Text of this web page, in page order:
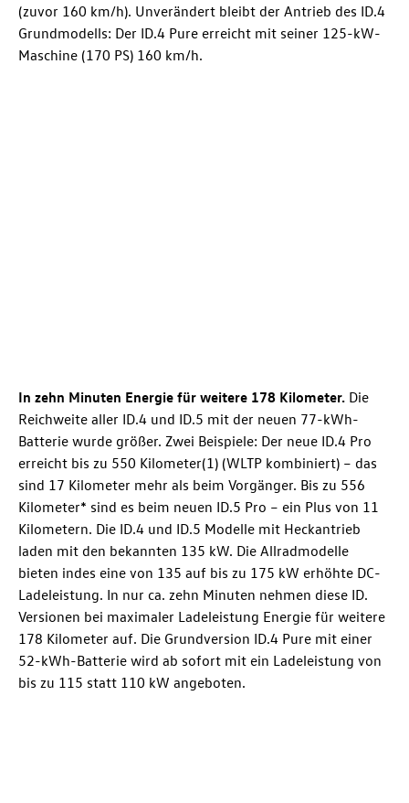
(zuvor 160 km/h). Unverändert bleibt der Antrieb des ID.4
Grundmodells: Der ID.4 Pure erreicht mit seiner 125-kW-
Maschine (170 PS) 160 km/h.
In zehn Minuten Energie für weitere 178 Kilometer. Die
Reichweite aller ID.4 und ID.5 mit der neuen 77-kWh-
Batterie wurde größer. Zwei Beispiele: Der neue ID.4 Pro
erreicht bis zu 550 Kilometer(1) (WLTP kombiniert) – das
sind 17 Kilometer mehr als beim Vorgänger. Bis zu 556
Kilometer* sind es beim neuen ID.5 Pro – ein Plus von 11
Kilometern. Die ID.4 und ID.5 Modelle mit Heckantrieb
laden mit den bekannten 135 kW. Die Allradmodelle
bieten indes eine von 135 auf bis zu 175 kW erhöhte DC-
Ladeleistung. In nur ca. zehn Minuten nehmen diese ID.
Versionen bei maximaler Ladeleistung Energie für weitere
178 Kilometer auf. Die Grundversion ID.4 Pure mit einer
52-kWh-Batterie wird ab sofort mit ein Ladeleistung von
bis zu 115 statt 110 kW angeboten.